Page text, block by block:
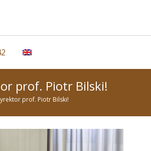
prof. Piotr Bilski!
prof. Piotr Bilski!